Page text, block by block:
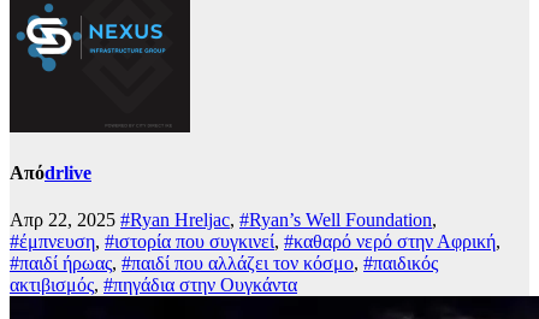
Απόdrlive
Απρ 22, 2025 #Ryan Hreljac, #Ryan’s Well Foundation,
#έμπνευση, #ιστορία που συγκινεί, #καθαρό νερό στην Αφρική,
#παιδί ήρωας, #παιδί που αλλάζει τον κόσμο, #παιδικός
ακτιβισμός, #πηγάδια στην Ουγκάντα